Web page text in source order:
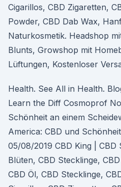
Cigarillos, CBD Zigaretten,
Powder, CBD Dab Wax,
Naturkosmetik. Headshop
Blunts, Growshop mit
Lüftungen, Kostenloser
Health. See All in Health.
Learn the Diff Cosmoprof
Schönheit an einem
America: CBD und
05/08/2019 CBD King | CBD
Blüten, CBD Stecklinge,
CBD Öl, CBD Stecklinge,